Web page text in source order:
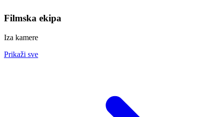
Filmska ekipa
Iza kamere
Prikaži sve